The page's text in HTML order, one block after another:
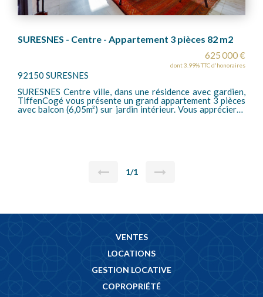
SURESNES - Centre - Appartement 3 pièces 82 m2
625 000 €
dont 3.99% TTC d'honoraires
92150 SURESNES
SURESNES Centre ville, dans une résidence avec gardien,
TiffenCogé vous présente un grand appartement 3 pièces
avec balcon (6,05m²) sur jardin intérieur. Vous apprécierez
sol complètent le bien.
1/1
VENTES
LOCATIONS
GESTION LOCATIVE
COPROPRIÉTÉ